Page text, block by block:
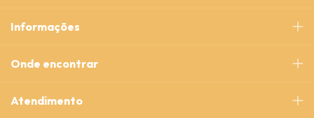
Informações
Onde encontrar
Atendimento